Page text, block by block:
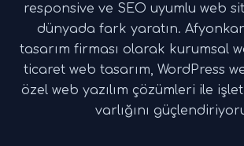
responsive ve SEO uyumlu web
dünyada fark yaratın.
tasarım firması olarak kurumsal
ticaret web tasarım, WordPress
özel web yazılım çözümleri ile
varlığını